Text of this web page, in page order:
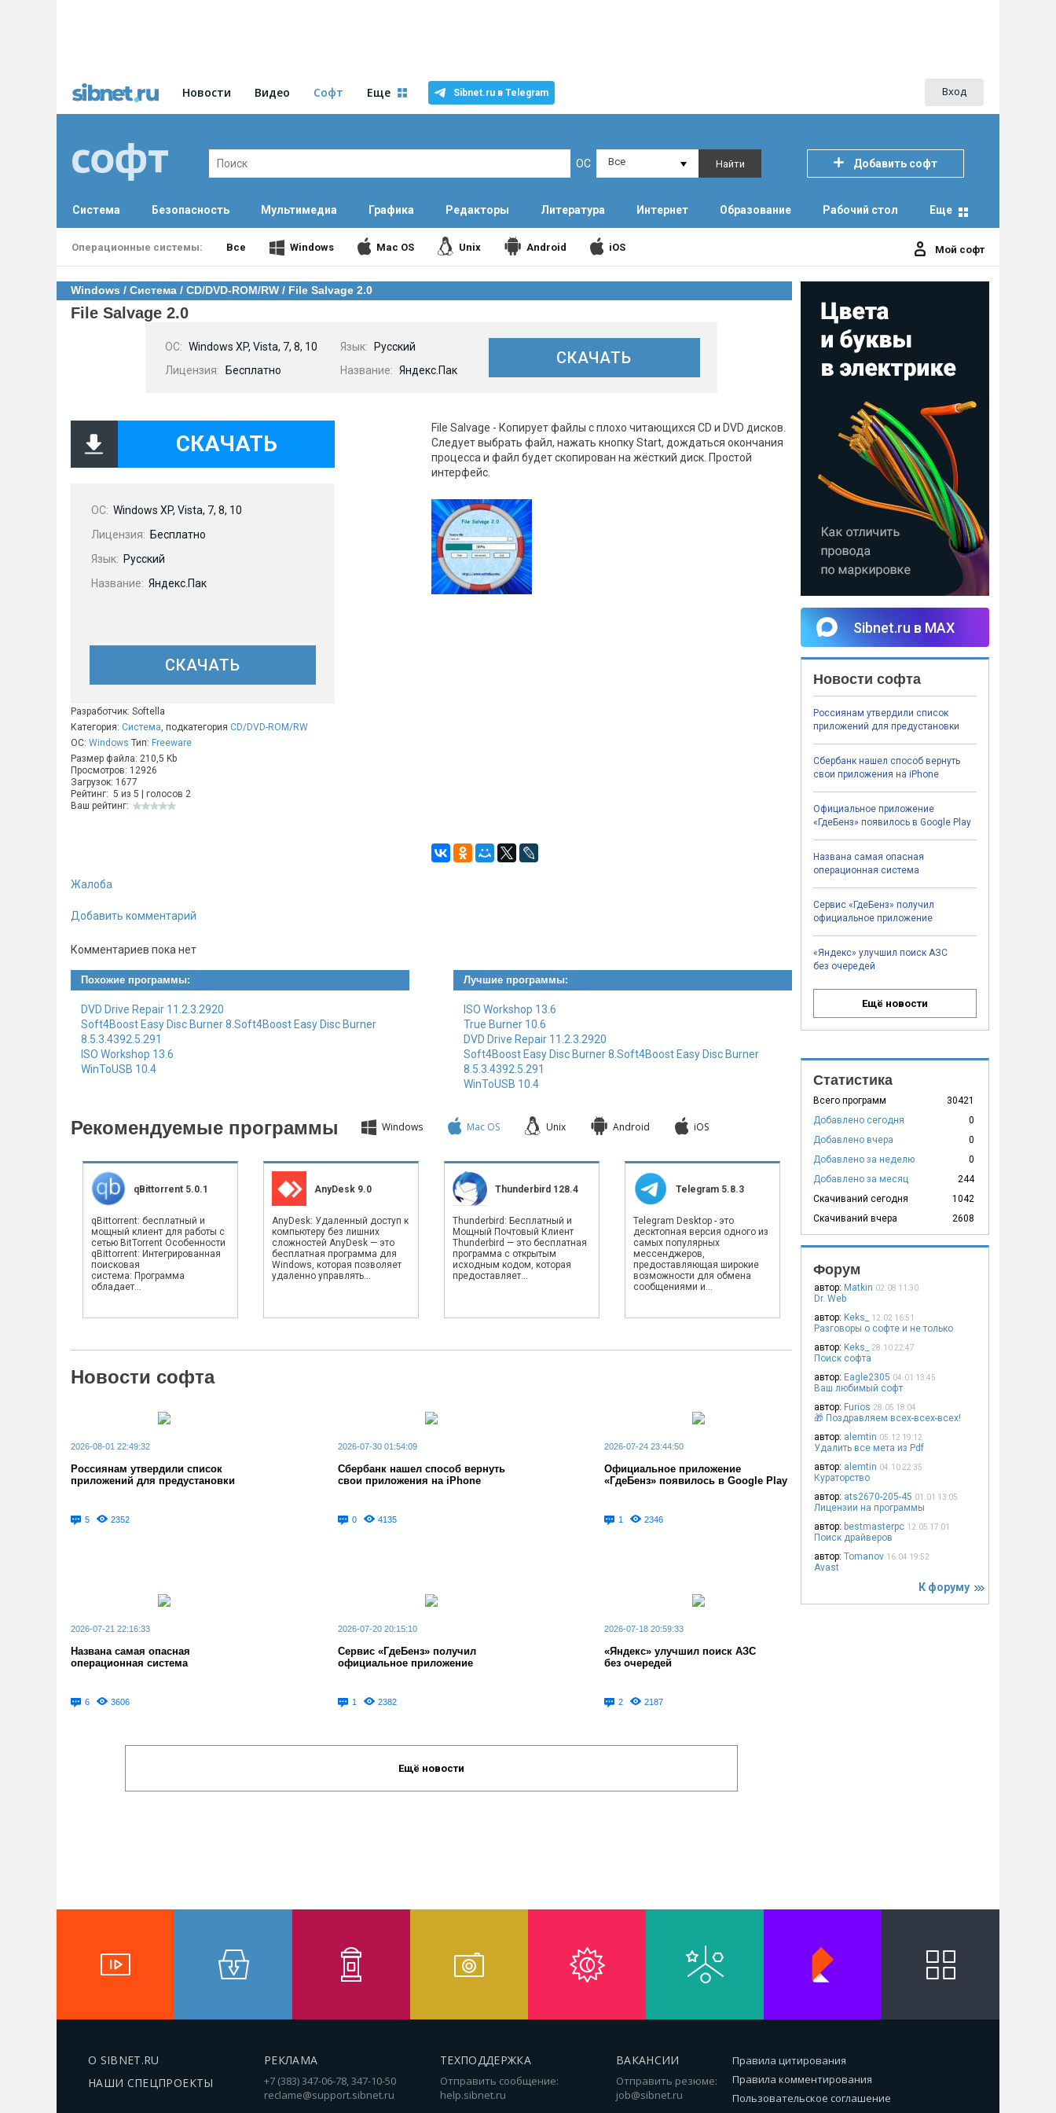
Новости Видео Софт Еще Sibnet.ru в Telegram Вход
ОС Все Найти Добавить софт
Система Безопасность Мультимедиа Графика Редакторы Литература Интернет Образование Рабочий стол Еще
Все Windows Mac OS Unix Android iOS Мой софт
Windows / Система / CD/DVD-ROM/RW / File Salvage 2.0
File Salvage 2.0
СКАЧАТЬ
OC: Windows XP, Vista, 7, 8, 10
Лицензия:
Бесплатно
Язык:
Русский
Название: Яндекс.Пак
File Salvage - Копирует файлы с плохо читающихся CD и DVD дисков.
Следует выбрать файл, нажать кнопку Start, дождаться окончания
процесса и файл будет скопирован на жёсткий диск. Простой
интерфейс.
СКАЧАТЬ
СКАЧАТЬ
OC: Windows XP, Vista, 7, 8, 10
Лицензия: Бесплатно
Язык: Русский
Название: Яндекс.Пак
Разработчик: Softella
Категория: Система, подкатегория CD/DVD-ROM/RW
ОС: Windows Тип: Freeware
Размер файла: 210,5 Kb
Просмотров: 12926
Загрузок: 1677
Рейтинг: 5 из 5 | голосов 2
Ваш рейтинг:
Жалоба
Добавить комментарий
Комментариев пока нет
Похожие программы:
DVD Drive Repair 11.2.3.2920
Soft4Boost Easy Disc Burner 8.Soft4Boost Easy Disc Burner
8.5.3.4392.5.291
ISO Workshop 13.6
WinToUSB 10.4
Лучшие программы:
ISO Workshop 13.6
True Burner 10.6
DVD Drive Repair 11.2.3.2920
Soft4Boost Easy Disc Burner 8.Soft4Boost Easy Disc Burner
8.5.3.4392.5.291
WinToUSB 10.4
Рекомендуемые программы Windows Mac OS Unix Android iOS
qBittorrent 5.0.1
qBittorrent: бесплатный и
мощный клиент для работы с
сетью BitTorrent Особенности
qBittorrent: Интегрированная
поисковая
система: Программа
обладает...
AnyDesk 9.0
AnyDesk: Удаленный доступ к
компьютеру без лишних
сложностей AnyDesk — это
бесплатная программа для
Windows, которая позволяет
удаленно управлять...
Thunderbird 128.4
Thunderbird: Бесплатный и
Мощный Почтовый Клиент
Thunderbird — это бесплатная
программа с открытым
исходным кодом, которая
предоставляет...
Telegram 5.8.3
Telegram Desktop - это
десктопная версия одного из
самых популярных
мессенджеров,
предоставляющая широкие
возможности для обмена
сообщениями и...
Новости софта
2026-08-01 22:49:32
Россиянам утвердили список
приложений для предустановки
5 2352
2026-07-30 01:54:09
Сбербанк нашел способ вернуть
свои приложения на iPhone
0 4135
2026-07-24 23:44:50
Официальное приложение
«ГдеБенз» появилось в Google Play
1 2346
2026-07-21 22:16:33
Названа самая опасная
операционная система
6 3606
2026-07-20 20:15:10
Сервис «ГдеБенз» получил
официальное приложение
1 2382
2026-07-18 20:59:33
«Яндекс» улучшил поиск АЗС
без очередей
2 2187
Ещё новости
Sibnet.ru в MAX
Новости софта
Россиянам утвердили список
приложений для предустановки
Сбербанк нашел способ вернуть
свои приложения на iPhone
Официальное приложение
«ГдеБенз» появилось в Google Play
Названа самая опасная
операционная система
Сервис «ГдеБенз» получил
официальное приложение
«Яндекс» улучшил поиск АЗС
без очередей
Ещё новости
Статистика
Всего программ
30421
Добавлено сегодня
0
Добавлено вчера
0
Добавлено за неделю
0
Добавлено за месяц
244
Скачиваний сегодня
1042
Скачиваний вчера
2608
Форум
автор: Matkin 02.08 11:30
Dr. Web
автор: Keks_ 12.02 16:51
Разговоры о софте и не только
автор: Keks_ 28.10 22:47
Поиск софта
автор: Eagle2305 04.01 13:45
Ваш любимый софт
автор: Furios 28.05 18:04
🎁 Поздравляем всех-всех-всех!
автор: alemtin 05.12 19:12
Удалить все мета из Pdf
автор: alemtin 04.10 22:35
Кураторство
автор: ats2670-205-45 01.01 13:05
Лицензии на программы
автор: bestmasterpc 12.05 17:01
Поиск драйверов
автор: Tomanov 16.04 19:52
Avast
К форуму
О SIBNET.RU
НАШИ СПЕЦПРОЕКТЫ
РЕКЛАМА
+7 (383) 347-06-78, 347-10-50
reclame@support.sibnet.ru
ТЕХПОДДЕРЖКА
Отправить сообщение:
help.sibnet.ru
ВАКАНСИИ
Отправить резюме:
job@sibnet.ru
Правила цитирования
Правила комментирования
Пользовательское соглашение